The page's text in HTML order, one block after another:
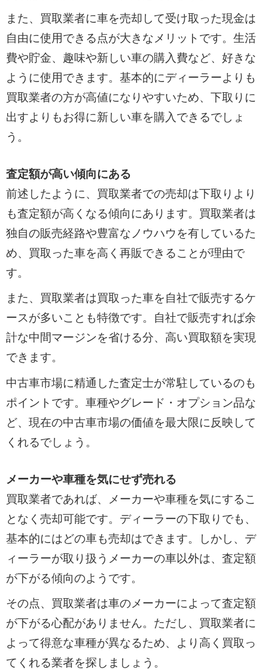
また、買取業者に車を売却して受け取った現金は
自由に使用できる点が大きなメリットです。生活
費や貯金、趣味や新しい車の購入費など、好きな
ように使用できます。基本的にディーラーよりも
買取業者の方が高値になりやすいため、下取りに
出すよりもお得に新しい車を購入できるでしょ
う。
査定額が高い傾向にある
前述したように、買取業者での売却は下取りより
も査定額が高くなる傾向にあります。買取業者は
独自の販売経路や豊富なノウハウを有しているた
め、買取った車を高く再販できることが理由で
す。
また、買取業者は買取った車を自社で販売するケ
ースが多いことも特徴です。自社で販売すれば余
計な中間マージンを省ける分、高い買取額を実現
できます。
中古車市場に精通した査定士が常駐しているのも
ポイントです。車種やグレード・オプション品な
ど、現在の中古車市場の価値を最大限に反映して
くれるでしょう。
メーカーや車種を気にせず売れる
買取業者であれば、メーカーや車種を気にするこ
となく売却可能です。ディーラーの下取りでも、
基本的にはどの車も売却はできます。しかし、デ
ィーラーが取り扱うメーカーの車以外は、査定額
が下がる傾向のようです。
その点、買取業者は車のメーカーによって査定額
が下がる心配がありません。ただし、買取業者に
よって得意な車種が異なるため、より高く買取っ
てくれる業者を探しましょう。